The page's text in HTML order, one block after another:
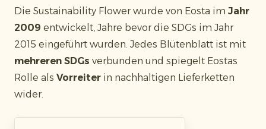
Die Sustainability Flower wurde von Eosta im Jahr
2009 entwickelt, Jahre bevor die SDGs im Jahr
2015 eingeführt wurden. Jedes Blütenblatt ist mit
mehreren SDGs verbunden und spiegelt Eostas
Rolle als Vorreiter in nachhaltigen Lieferketten
wider.